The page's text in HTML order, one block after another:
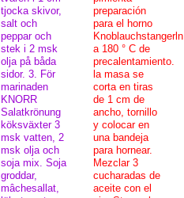
tjocka skivor,
salt och
peppar och
stek i 2 msk
olja på båda
sidor. 3. För
marinaden
KNORR
Salatkrönung
köksväxter 3
msk vatten, 2
msk olja och
soja mix. Soja
groddar,
mâchesallat,
preparación
para el horno
Knoblauchstangerln
a 180 ° C de
precalentamiento.
la masa se
corta en tiras
de 1 cm de
ancho, tornillo
y colocar en
una bandeja
para hornear.
Mezclar 3
cucharadas de
aceite con el